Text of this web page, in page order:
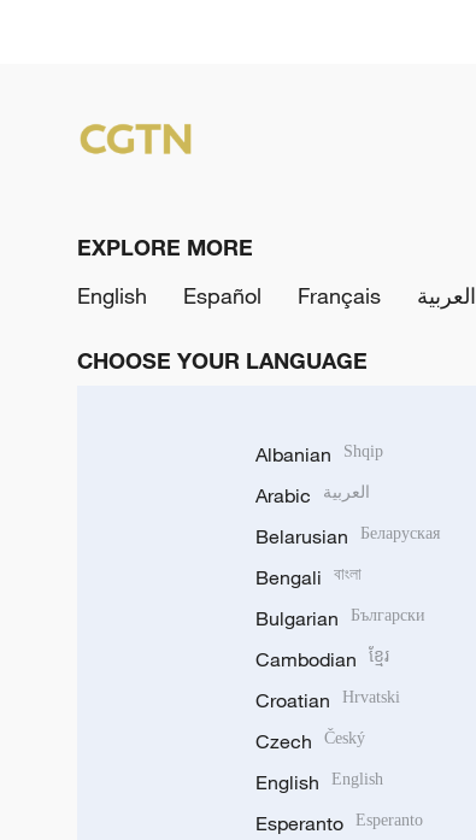
EXPLORE MORE
English
Español Français العربية
CHOOSE YOUR LANGUAGE
Albanian Shqip
Arabic العربية
Belarusian Беларуская
Bengali বাংলা
Bulgarian Български
Cambodian ខ្មែរ
Croatian Hrvatski
Czech Český
English English
Esperanto Esperanto